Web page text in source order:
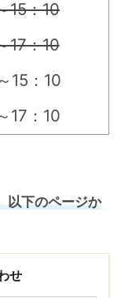
15：10
17：10
15：10
17：10
以下のページか
せ